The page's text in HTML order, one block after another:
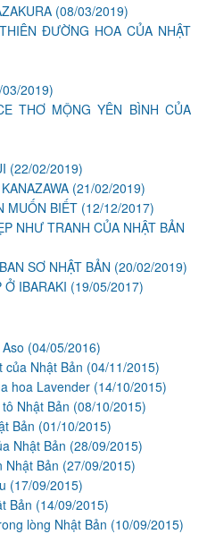
(08/03/2019)
ĐƯỜNG HOA CỦA NHẬT
2019)
THƠ MỘNG YÊN BÌNH CỦA
(22/02/2019)
(21/02/2019)
MUỐN BIẾT (12/12/2017)
NHƯ TRANH CỦA NHẬT BẢN
SƠ NHẬT BẢN (20/02/2019)
IBARAKI (19/05/2017)
(04/05/2016)
của Nhật Bản (04/11/2015)
hoa Lavender (14/10/2015)
Nhật Bản (08/10/2015)
Bản (01/10/2015)
Nhật Bản (28/09/2015)
Nhật Bản (27/09/2015)
(17/09/2015)
Bản (14/09/2015)
lòng Nhật Bản (10/09/2015)